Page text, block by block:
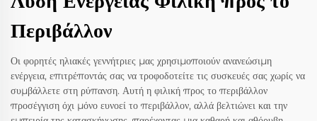
Περιβάλλον
Οι φορητές ηλιακές γεννήτριες μας χρησιμοποιούν ανανεώσιμη
ενέργεια, επιτρέποντάς σας να τροφοδοτείτε τις συσκευές σας χωρίς να
συμβάλλετε στη ρύπανση. Αυτή η φιλική προς το περιβάλλον
προσέγγιση όχι μόνο ευνοεί το περιβάλλον, αλλά βελτιώνει και την